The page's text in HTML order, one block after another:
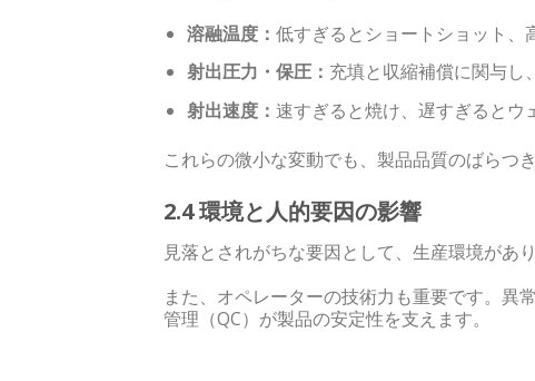
溶融温度： 低すぎるとショートショット、
射出圧力・保圧： 充填と収縮補償に関与し
射出速度： 速すぎると焼け、遅すぎるとウ
これらの微小な変動でも、製品品質のばらつ
2.4 環境と人的要因の影響
見落とされがちな要因として、生産環境があ
また、オペレーターの技術力も重要です。異
管理（QC）が製品の安定性を支えます。